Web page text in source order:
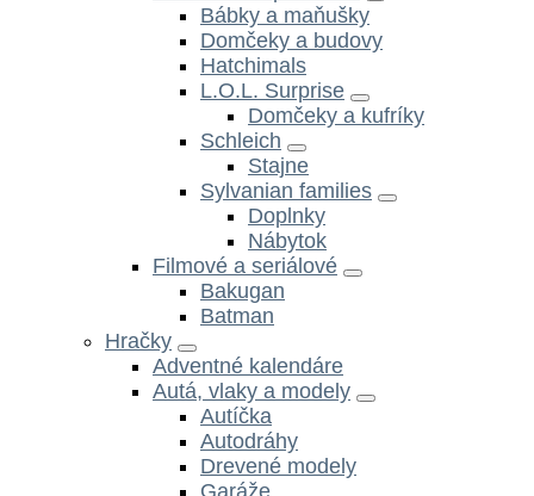
Bábky a maňušky
Domčeky a budovy
Hatchimals
L.O.L. Surprise
Domčeky a kufríky
Schleich
Stajne
Sylvanian families
Doplnky
Nábytok
Filmové a seriálové
Bakugan
Batman
Hračky
Adventné kalendáre
Autá, vlaky a modely
Autíčka
Autodráhy
Drevené modely
Garáže